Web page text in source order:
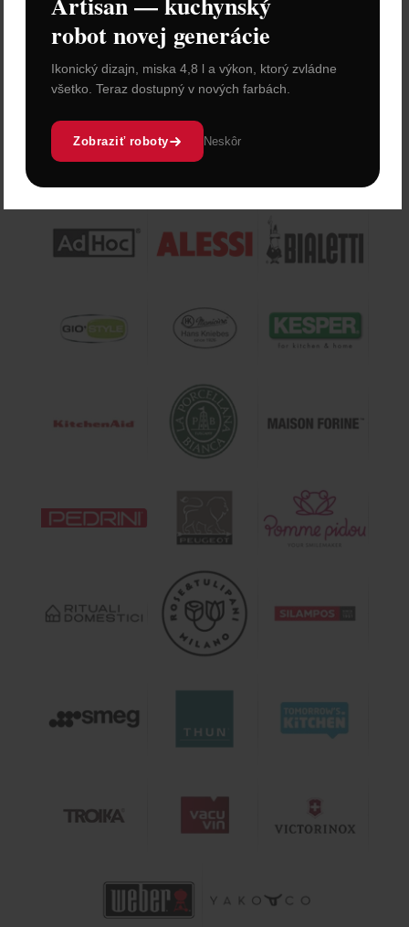
18 cm, akácia
Skladom 3 ks
robot novej generácie
Ikonický dizajn, miska 4,8 l a výkon, ktorý zvládne
všetko. Teraz dostupný v nových farbách.
Zobraziť roboty Neskôr